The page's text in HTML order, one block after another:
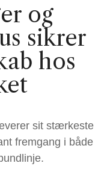
og
sikrer
hos
sit stærkeste
fremgang i både